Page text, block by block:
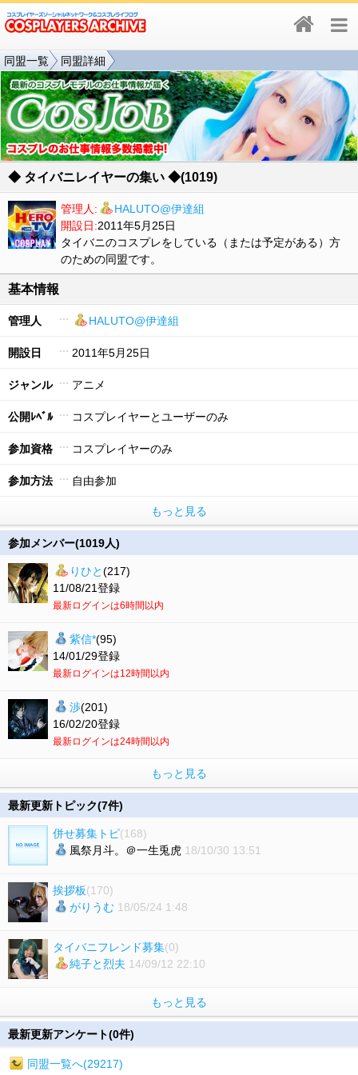
同盟一覧 同盟詳細
◆ タイバニレイヤーの集い ◆(1019)
管理人:
HALUTO@伊達組
開設日:2011年5月25日
タイバニのコスプレをしている（または予定がある）方
のための同盟です。
基本情報
管理人 HALUTO@伊達組
開設日 2011年5月25日
ジャンル アニメ
公開ﾚﾍﾞﾙ コスプレイヤーとユーザーのみ
参加資格 コスプレイヤーのみ
参加方法 自由参加
もっと見る
参加メンバー(1019人)
りひと(217)
11/08/21登録
最新ログインは6時間以内
紫信*(95)
14/01/29登録
最新ログインは12時間以内
渉(201)
16/02/20登録
最新ログインは24時間以内
もっと見る
最新更新トピック(7件)
併せ募集トピ(168)
風祭月斗。＠一生兎虎 18/10/30 13:51
挨拶板(170)
がりうむ 18/05/24 1:48
タイバニフレンド募集(0)
純子と烈夫 14/09/12 22:10
もっと見る
最新更新アンケート(0件)
同盟一覧へ(29217)